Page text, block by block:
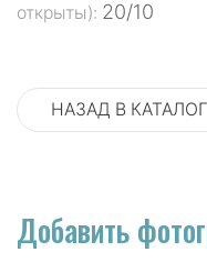
открыты): 20/10
НАЗАД В КАТАЛОГ
Добавить